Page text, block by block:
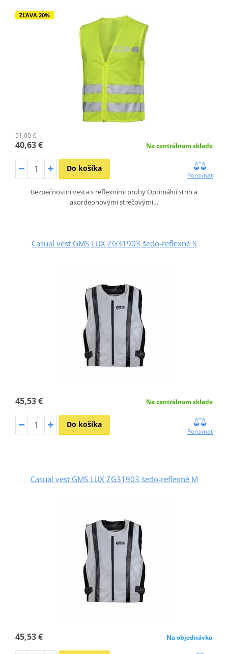
ZĽAVA 20%
51,00 €
40,63 € Na centrálnom sklade
Do košíka
Porovnať
Bezpečnostní vesta s reflexními pruhy Optimální strih a
akordeonovými strečovými…
Casual vest GMS LUX ZG31903 šedo-reflexné S
45,53 € Na centrálnom sklade
Do košíka
Porovnať
Casual vest GMS LUX ZG31903 šedo-reflexné M
45,53 € Na objednávku